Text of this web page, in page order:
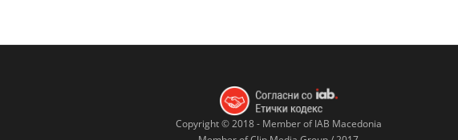
Copyright © 2018 - Member of IAB Macedonia